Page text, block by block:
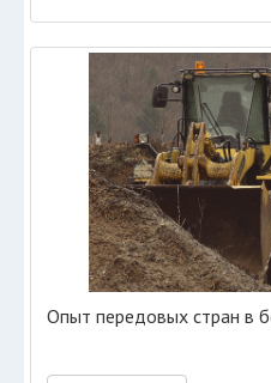
Опыт передовых стран в